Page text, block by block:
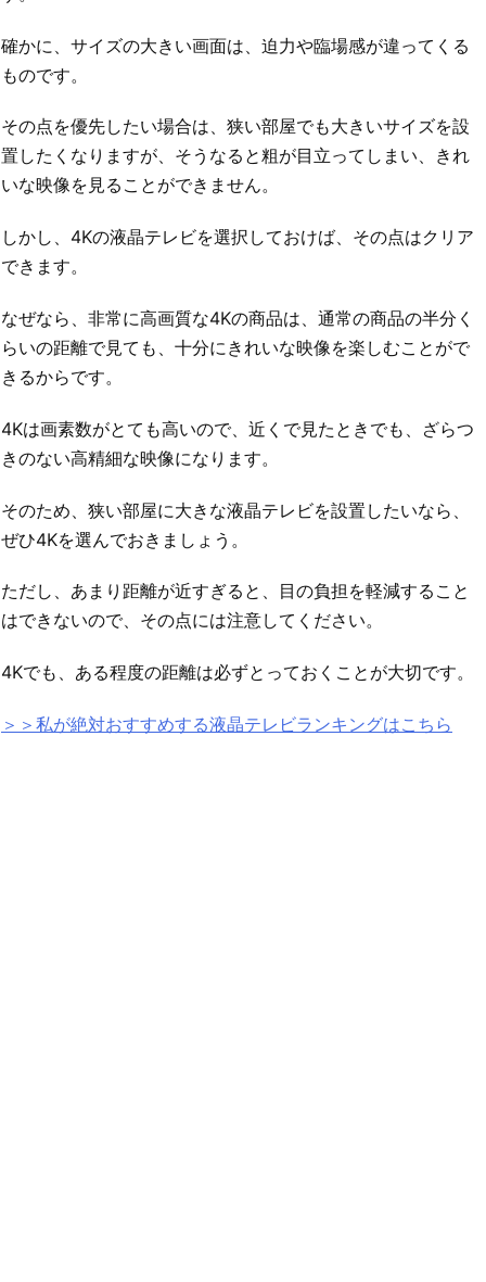
確かに、サイズの大きい画面は、迫力や臨場感が違ってくる
ものです。
その点を優先したい場合は、狭い部屋でも大きいサイズを設
置したくなりますが、そうなると粗が目立ってしまい、きれ
いな映像を見ることができません。
しかし、4Kの液晶テレビを選択しておけば、その点はクリア
できます。
なぜなら、非常に高画質な4Kの商品は、通常の商品の半分く
らいの距離で見ても、十分にきれいな映像を楽しむことがで
きるからです。
4Kは画素数がとても高いので、近くで見たときでも、ざらつ
きのない高精細な映像になります。
そのため、狭い部屋に大きな液晶テレビを設置したいなら、
ぜひ4Kを選んでおきましょう。
ただし、あまり距離が近すぎると、目の負担を軽減すること
はできないので、その点には注意してください。
4Kでも、ある程度の距離は必ずとっておくことが大切です。
＞＞私が絶対おすすめする液晶テレビランキングはこちら